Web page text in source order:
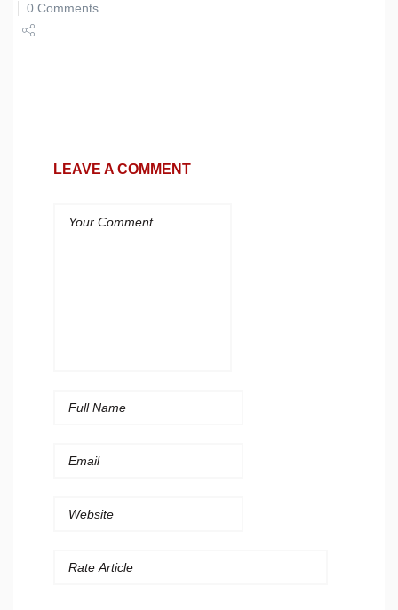
0 Comments
LEAVE A COMMENT